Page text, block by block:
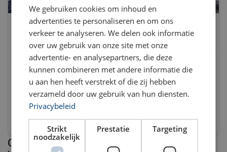
Werken op daken (Solar branche)
Ken je als solarprofessional de gevaren van werken op
hoogte? Helaas wordt het risico vaak niet goed ingeschat
en zijn de veiligheidsmaatregelen ontoereikend. Laat jouw
bedrijf en mensen vakkundig trainen. Dan beperk je het
valgevaar, voorkom je (ernstige) ongelukken en voldoe je
aantoonbaar aan de zorgplicht.
Ons trainingsaanbod: Herhalingstrainingen
We gebruiken cookies om inhoud en
advertenties te personaliseren en om ons
verkeer te analyseren. We delen ook informatie
over uw gebruik van onze site met onze
advertentie- en analysepartners, die deze
kunnen combineren met andere informatie die
u aan hen heeft verstrekt of die zij hebben
verzameld door uw gebruik van hun diensten.
Privacybeleid
Strikt
noodzakelijk
Prestatie Targeting